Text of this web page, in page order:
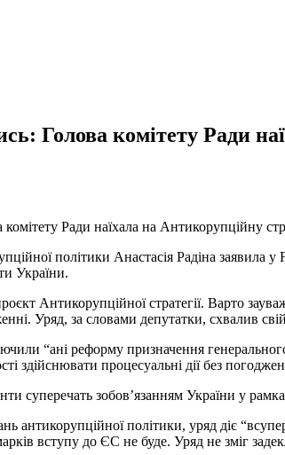
Голова комітету Ради
політики Анастасія Радіна
України.
Антикорупційної стратегії. Варто
Уряд, за словами депутатки, схвалив
“ані реформу призначення
здійснювати процесуальні дії без
суперечать зобов’язанням України у
антикорупційної політики, уряд діє
вступу до ЄС не буде. Уряд не зміг